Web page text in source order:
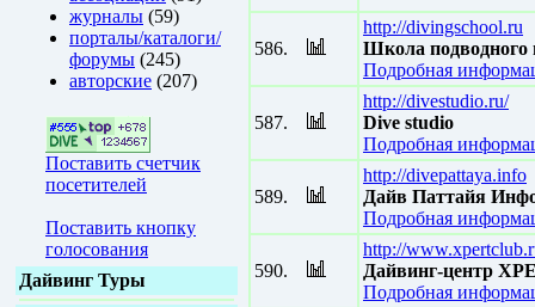
журналы (59)
порталы/каталоги/
форумы (245)
авторские (207)
Поставить счетчик
посетителей
Поставить кнопку
голосования
Дайвинг Туры
586.
http://divingschool.ru
Школа подводного
Подробная
587.
http://divestudio.ru/
Dive studio
Подробная
589.
http://divepattaya.info
Дайв Паттайя
Подробная
590.
http://
Дайвинг-центр
Подробная